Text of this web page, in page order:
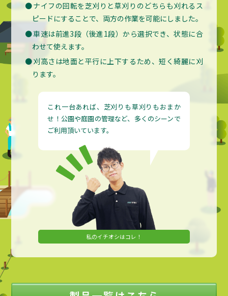
これ一台あれば、芝刈りも草刈りもおまか
せ！公園や庭園の管理など、多くのシーンで
ご利用頂いています。
私のイチオシはコレ！
ナイフの回転を芝刈りと草刈りのどちらも刈れるス
ピードにすることで、両方の作業を可能にしました。
車速は前進3段（後進1段）から選択でき、状態に合
わせて使えます。
刈高さは地面と平行に上下するため、短く綺麗に刈
ります。